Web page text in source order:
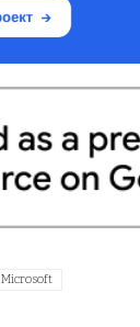
Microsoft